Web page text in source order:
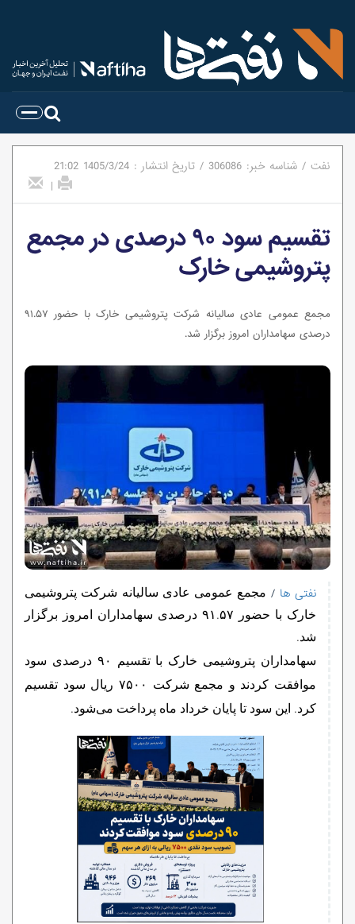
نفت / شناسه خبر: 306086
/ تاریخ انتشار : 1405/3/24
21:02
|
تقسیم سود ۹۰ درصدی در مجمع
پتروشیمی خارک
مجمع عمومی عادی سالیانه شرکت پتروشیمی خارک با حضور ۹۱.۵۷
درصدی سهامداران امروز برگزار شد.
نفتی ها/ مجمع عمومی عادی سالیانه شرکت پتروشیمی
خارک با حضور ۹۱.۵۷ درصدی سهامداران امروز برگزار
شد.
سهامداران پتروشیمی خارک با تقسیم ۹۰ درصدی سود
موافقت کردند و مجمع شرکت ۷۵۰۰ ریال سود تقسیم
کرد. این سود تا پایان خرداد ماه پرداخت می‌شود.